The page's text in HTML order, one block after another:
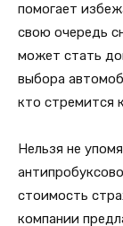
помогает
свою очередь
может стать
выбора
кто стремится
Нельзя не
стоимость
компании